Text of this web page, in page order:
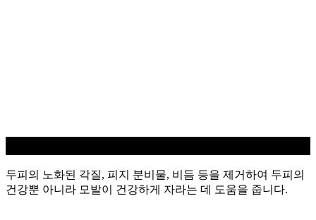
두피의 노화된 각질, 피지 분비물, 비듬 등을 제거하여 두피의
건강뿐 아니라 모발이 건강하게 자라는 데 도움을 줍니다.